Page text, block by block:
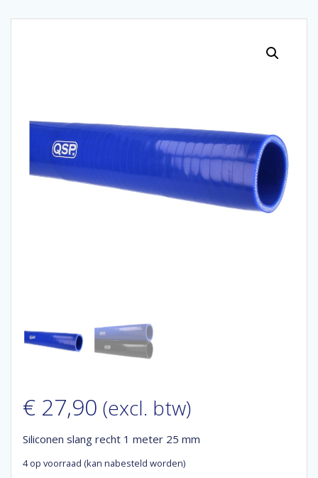
€ 27,90 (excl. btw)
Siliconen slang recht 1 meter 25 mm
4 op voorraad (kan nabesteld worden)